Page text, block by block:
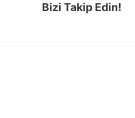
Bizi Takip Edin!